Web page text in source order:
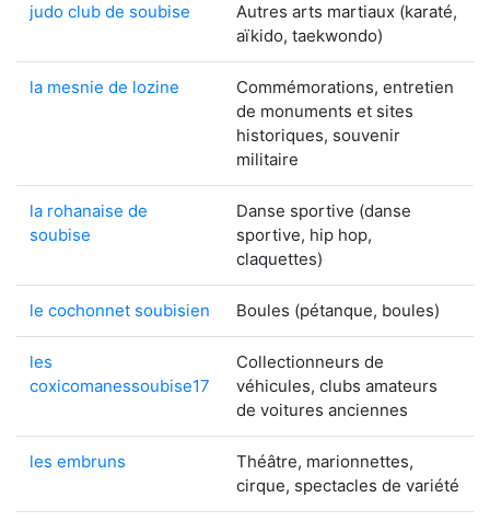
judo club de soubise
Autres arts martiaux (karaté,
aïkido, taekwondo)
la mesnie de lozine
Commémorations, entretien
de monuments et sites
historiques, souvenir
militaire
la rohanaise de
soubise
Danse sportive (danse
sportive, hip hop,
claquettes)
le cochonnet soubisien Boules (pétanque, boules)
les
coxicomanessoubise17
Collectionneurs de
véhicules, clubs amateurs
de voitures anciennes
les embruns
Théâtre, marionnettes,
cirque, spectacles de variété